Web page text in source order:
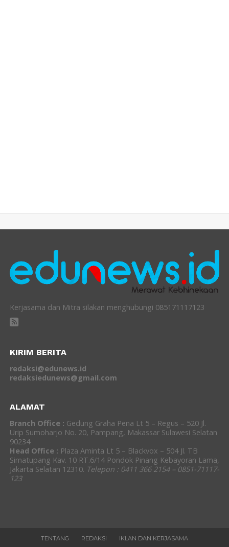
Kerjasama dan Mitra silakan menghubungi 085171117123
KIRIM BERITA
redaksi@edunews.id
redaksiedunews@gmail.com
ALAMAT
Branch Office : Gedung Graha Pena Lt 5 – Regus – 520 Jl.
Urip Sumoharjo No. 20, Pampang, Makassar Sulawesi Selatan
90234
Head Office : Plaza Aminta Lt 5 – Blackvox – 504 Jl. TB
Simatupang Kav. 10 RT.6/14 Pondok Pinang Kebayoran Lama,
Jakarta Selatan 12310. Telepon : 0411 366 2154 – 0851-71117-
123
TENTANG REDAKSI
IKLAN DAN KERJASAMA